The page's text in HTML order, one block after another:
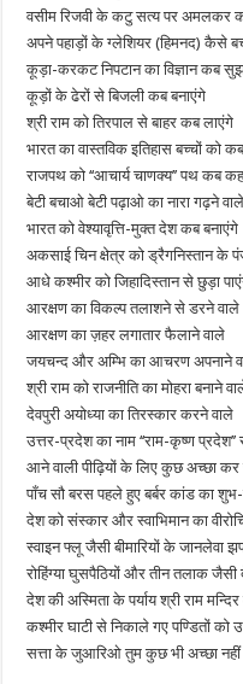
वसीम रिजवी के कटु सत्य पर अमलकर
अपने पहाड़ों के ग्लेशियर (हिमनद) कैसे
कूड़ा-करकट निपटान का विज्ञान कब
कूड़ों के ढेरों से बिजली कब बनाएंगे
श्री राम को तिरपाल से बाहर कब लाएंगे
भारत का वास्तविक इतिहास बच्चों को
राजपथ को ‘‘आचार्य चाणक्य’’ पथ कब
बेटी बचाओ बेटी पढ़ाओ का नारा गढ़ने वाले
भारत को वेश्यावृत्ति-मुक्त देश कब बनाएंगे
अकसाई चिन क्षेत्र को ड्रैगनिस्तान के
आधे कश्मीर को जिहादिस्तान से छुड़ा
आरक्षण का विकल्प तलाशने से डरने वाले
आरक्षण का ज़हर लगातार फैलाने वाले
जयचन्द और अम्भि का आचरण अपनाने
श्री राम को राजनीति का मोहरा बनाने
देवपुरी अयोध्या का तिरस्कार करने वाले
उत्तर-प्रदेश का नाम ‘‘राम-कृष्ण
आने वाली पीढ़ियों के लिए कुछ अच्छा कर
पाँच सौ बरस पहले हुए बर्बर कांड का
देश को संस्कार और स्वाभिमान का
स्वाइन फ्लू जैसी बीमारियों के जानलेवा
रोहिंग्या घुसपैठियों और तीन तलाक जैसी
देश की अस्मिता के पर्याय श्री राम
कश्मीर घाटी से निकाले गए पण्डितों को
सत्ता के जुआरिओ तुम कुछ भी अच्छा